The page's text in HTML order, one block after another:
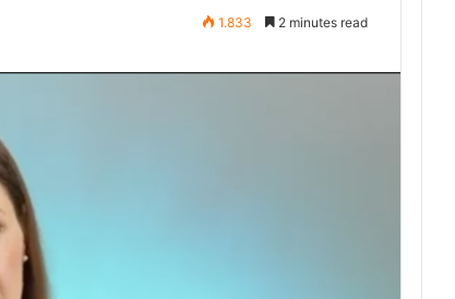
1.833 2 minutes read